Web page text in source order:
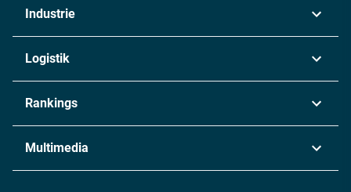
Industrie
Chemie
Metall
Energie
Logistik
Rankings
Multimedia